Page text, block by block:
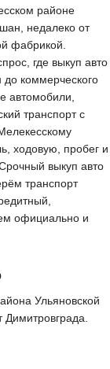
районе
недалеко от
фабрикой.
где выкуп авто
коммерческого
автомобили,
транспорт с
ходовую, пробег и
выкуп авто
транспорт
официально и
Ульяновской